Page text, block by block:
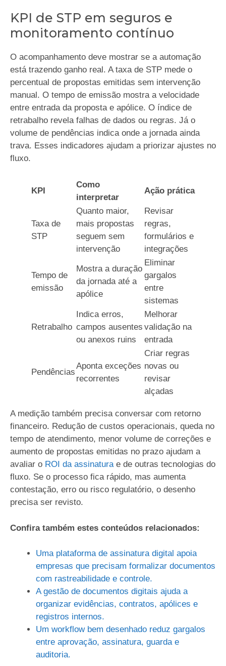
KPI de STP em seguros e
monitoramento contínuo
O acompanhamento deve mostrar se a automação
está trazendo ganho real. A taxa de STP mede o
percentual de propostas emitidas sem intervenção
manual. O tempo de emissão mostra a velocidade
entre entrada da proposta e apólice. O índice de
retrabalho revela falhas de dados ou regras. Já o
volume de pendências indica onde a jornada ainda
trava. Esses indicadores ajudam a priorizar ajustes no
fluxo.
KPI
Como
interpretar
Ação prática
Taxa de
STP
Quanto maior,
mais propostas
seguem sem
intervenção
Revisar
regras,
formulários e
integrações
Tempo de
emissão
Mostra a duração
da jornada até a
apólice
Eliminar
gargalos
entre
sistemas
Retrabalho
Indica erros,
campos ausentes
ou anexos ruins
Melhorar
validação na
entrada
Pendências
Aponta exceções
recorrentes
Criar regras
novas ou
revisar
alçadas
A medição também precisa conversar com retorno
financeiro. Redução de custos operacionais, queda no
tempo de atendimento, menor volume de correções e
aumento de propostas emitidas no prazo ajudam a
avaliar o ROI da assinaturae de outras tecnologias do
fluxo. Se o processo fica rápido, mas aumenta
contestação, erro ou risco regulatório, o desenho
precisa ser revisto.
Confira também estes conteúdos relacionados:
Uma plataforma de assinatura digital apoia
empresas que precisam formalizar documentos
com rastreabilidade e controle.
A gestão de documentos digitais ajuda a
organizar evidências, contratos, apólices e
registros internos.
Um workflow bem desenhado reduz gargalos
entre aprovação, assinatura, guarda e
auditoria.